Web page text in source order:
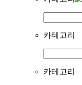
카테고리
카테고리